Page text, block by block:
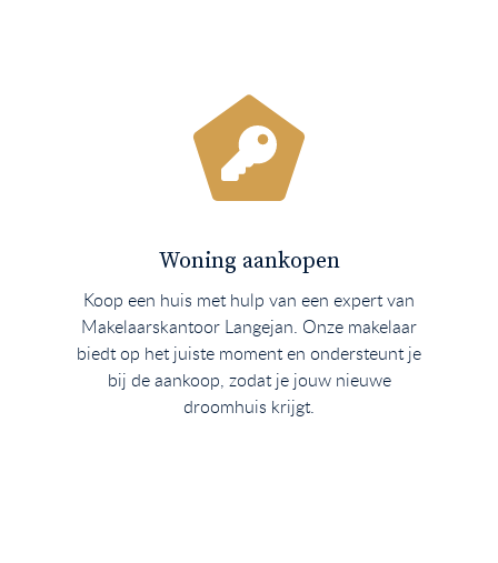
Woning aankopen
Koop een huis met hulp van een expert van
Makelaarskantoor Langejan. Onze makelaar
biedt op het juiste moment en ondersteunt je
bij de aankoop, zodat je jouw nieuwe
droomhuis krijgt.